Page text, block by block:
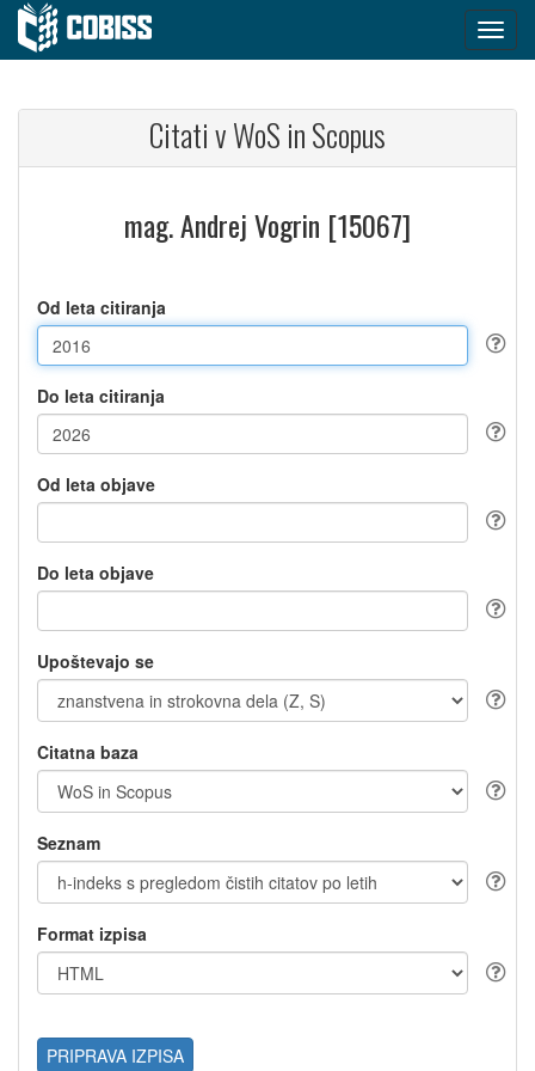
Citati v WoS in Scopus
mag. Andrej Vogrin [15067]
Od leta citiranja
Do leta citiranja
Od leta objave
Do leta objave
Upoštevajo se
Citatna baza
Seznam
Format izpisa
PRIPRAVA IZPISA